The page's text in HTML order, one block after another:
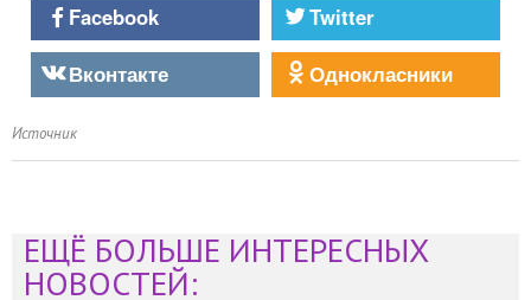
Facebook
Twitter
Вконтакте
Однокласники
Источник
ЕЩЁ БОЛЬШЕ ИНТЕРЕСНЫХ
НОВОСТЕЙ: